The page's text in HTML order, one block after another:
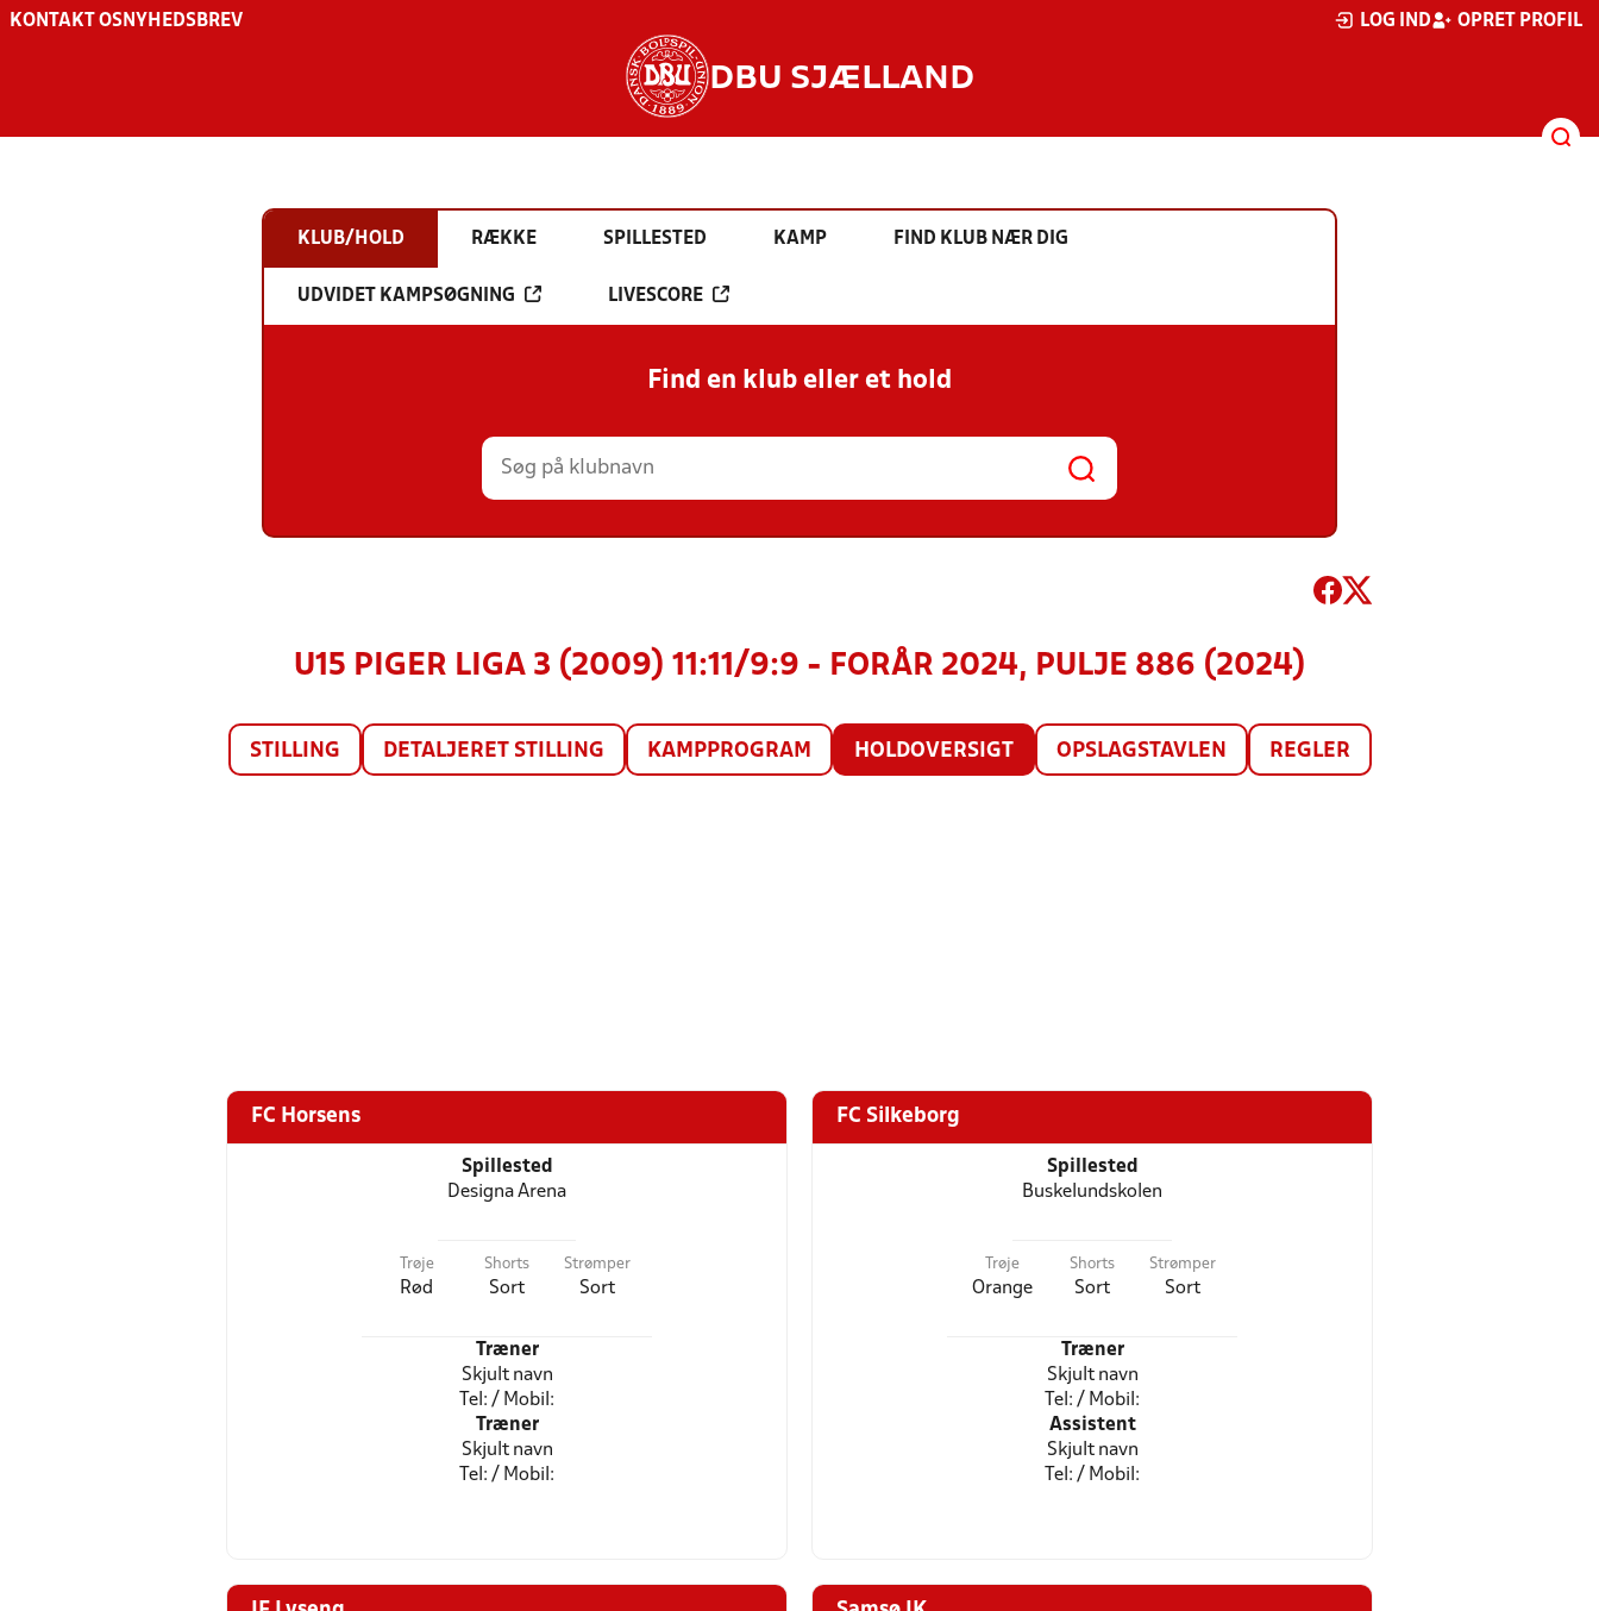
KONTAKT OS NYHEDSBREV LOG IND OPRET PROFIL
DBU SJÆLLAND
KLUB/HOLD RÆKKE SPILLESTED KAMP FIND KLUB NÆR DIG
UDVIDET KAMPSØGNING LIVESCORE
Find en klub eller et hold
U15 PIGER LIGA 3 (2009) 11:11/9:9 - FORÅR 2024, PULJE 886 (2024)
STILLING DETALJERET STILLING KAMPPROGRAM HOLDOVERSIGT OPSLAGSTAVLEN REGLER
FC Horsens
Spillested
Designa Arena
Trøje
Rød
Shorts
Sort
Strømper
Sort
Træner
Skjult navn
Tel: / Mobil:
Træner
Skjult navn
Tel: / Mobil:
FC Silkeborg
Spillested
Buskelundskolen
Trøje
Orange
Shorts
Sort
Strømper
Sort
Træner
Skjult navn
Tel: / Mobil:
Assistent
Skjult navn
Tel: / Mobil: